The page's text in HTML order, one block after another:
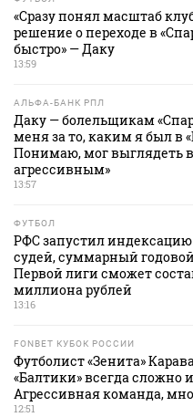
«Сразу понял масштаб
решение о переходе в
быстро» — Даку
13:59
АЛЬФА-БАНК РПЛ
Даку — болельщикам
меня за то, каким я был в
Понимаю, мог выглядеть
агрессивным»
13:57
ФУТБОЛ
РФС запустил
судей, суммарный
Первой лиги сможет
миллиона рублей
13:16
FONBET КУБОК РОССИИ
Футболист «Зенита»
«Балтики» всегда сложно
Агрессивная команда,
12:51